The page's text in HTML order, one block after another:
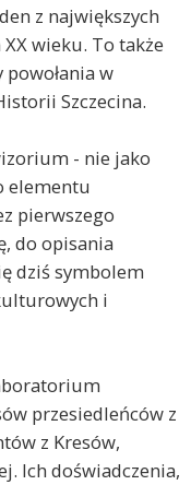
z największych
wieku. To także
w
Szczecina.
- nie jako
elementu
pierwszego
do opisania
dziś symbolem
i
przesiedleńców z
z Kresów,
Ich doświadczenia,